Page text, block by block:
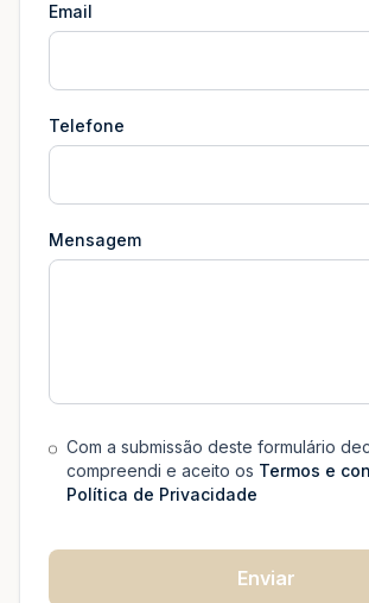
Email
Telefone
Mensagem
Com a submissão deste formulário
compreendi e aceito os Termos e
Política de Privacidade
Enviar